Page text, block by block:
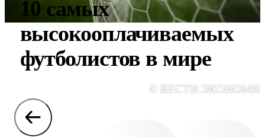
10 самых
высокооплачиваемых
футболистов в мире
©